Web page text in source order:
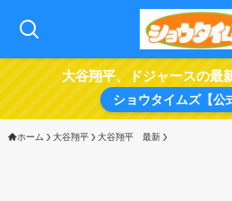
大谷翔平、ドジャースの最
ショウタイムズ【公
ホーム 大谷翔平 大谷翔平 最新